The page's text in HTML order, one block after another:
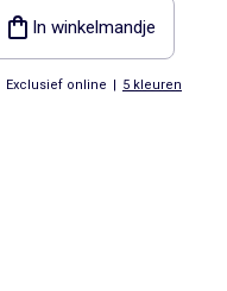
In winkelmandje
Exclusief online | 5 kleuren